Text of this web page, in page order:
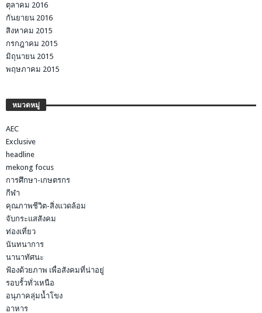
ตุลาคม 2016
กันยายน 2016
สิงหาคม 2015
กรกฎาคม 2015
มิถุนายน 2015
พฤษภาคม 2015
หมวดหมู่
AEC
Exclusive
headline
mekong focus
การศึกษา-เกษตรกร
กีฬา
คุณภาพชีวิต-สิ่งแวดล้อม
จับกระแสสังคม
ท่องเที่ยว
นันทนาการ
นานาทัศนะ
ฟ้องด้วยภาพ เพื่อสังคมที่น่าอยู่
รอบรั้วทั่วเหนือ
อนุภาคลุ่มน้ำโขง
อาหาร